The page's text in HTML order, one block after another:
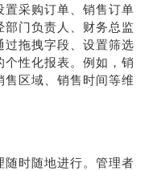
采购订单、销售订单
部门负责人、财务总监
拖拽字段、设置筛选
性化报表。例如，销
区域、销售时间等维
时随地进行。管理者